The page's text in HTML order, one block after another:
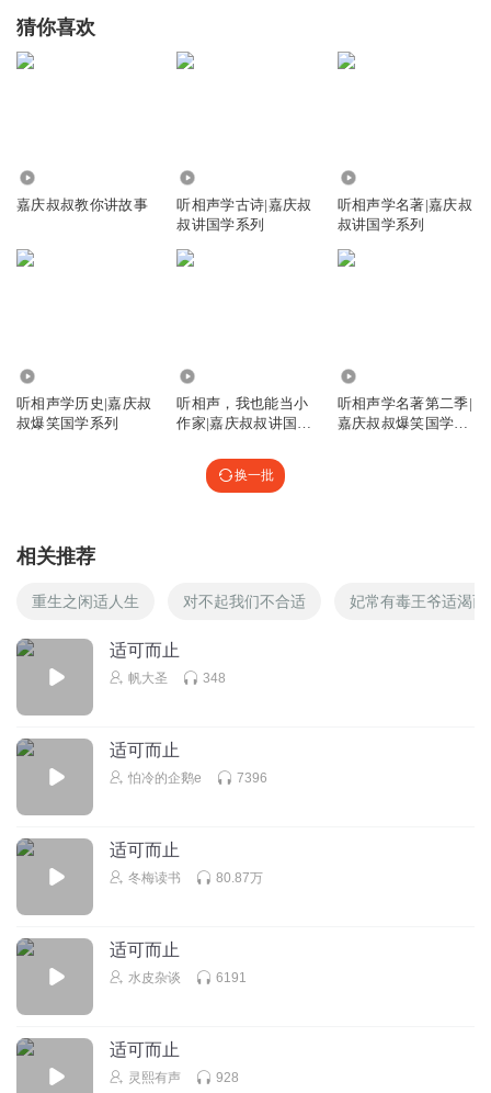
猜你喜欢
嘉庆叔叔教你讲故事
听相声学古诗|嘉庆叔
叔讲国学系列
听相声学名著|嘉庆叔
叔讲国学系列
听相声学历史|嘉庆叔
叔爆笑国学系列
听相声，我也能当小
作家|嘉庆叔叔讲国学
听相声学名著第二季|
嘉庆叔叔爆笑国学系
换一批
相关推荐
重生之闲适人生 对不起我们不合适 妃常有毒王爷适渴而
适可而止
帆大圣 348
适可而止
怕冷的企鹅e 7396
适可而止
冬梅读书 80.87万
适可而止
水皮杂谈 6191
适可而止
灵熙有声 928